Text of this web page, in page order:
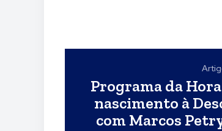
Programa da
nascimento à
com Marcos